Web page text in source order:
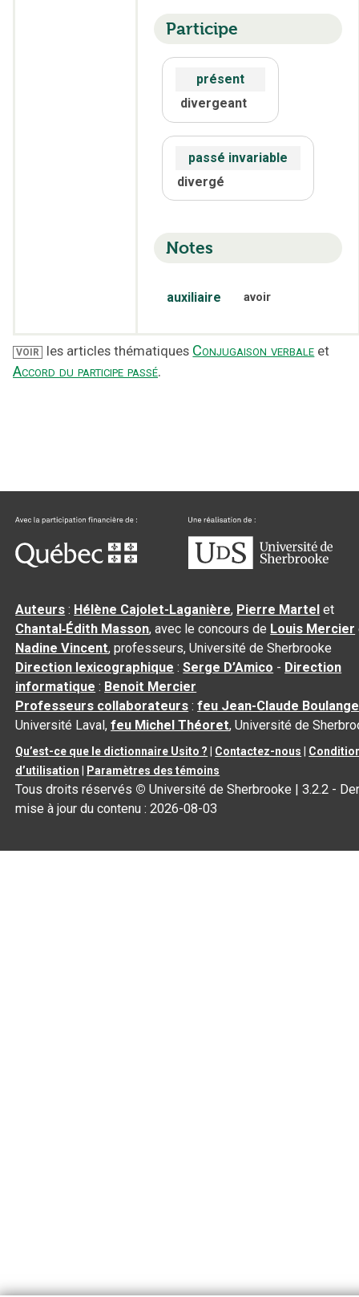
Participe
présent
divergeant
passé invariable
divergé
Notes
auxiliaire avoir
VOIR les articles thématiques Conjugaison verbale et
Accord du participe passé.
Auteurs : Hélène Cajolet-Laganière, Pierre Martel et
Chantal‑Édith Masson, avec le concours de Louis Mercier
Nadine Vincent, professeurs, Université de Sherbrooke
Direction lexicographique :Serge D’Amico - Direction
informatique : Benoit Mercier
Professeurs collaborateurs :feu Jean-Claude
Université Laval,feu Michel Théoret, Université de
Qu’est-ce que le dictionnaire Usito ? Contactez-nous
d’utilisation
Paramètres des témoins
Tous droits réservés © Université de Sherbrooke |3.2.2 -
mise à jour du contenu :2026-08-03